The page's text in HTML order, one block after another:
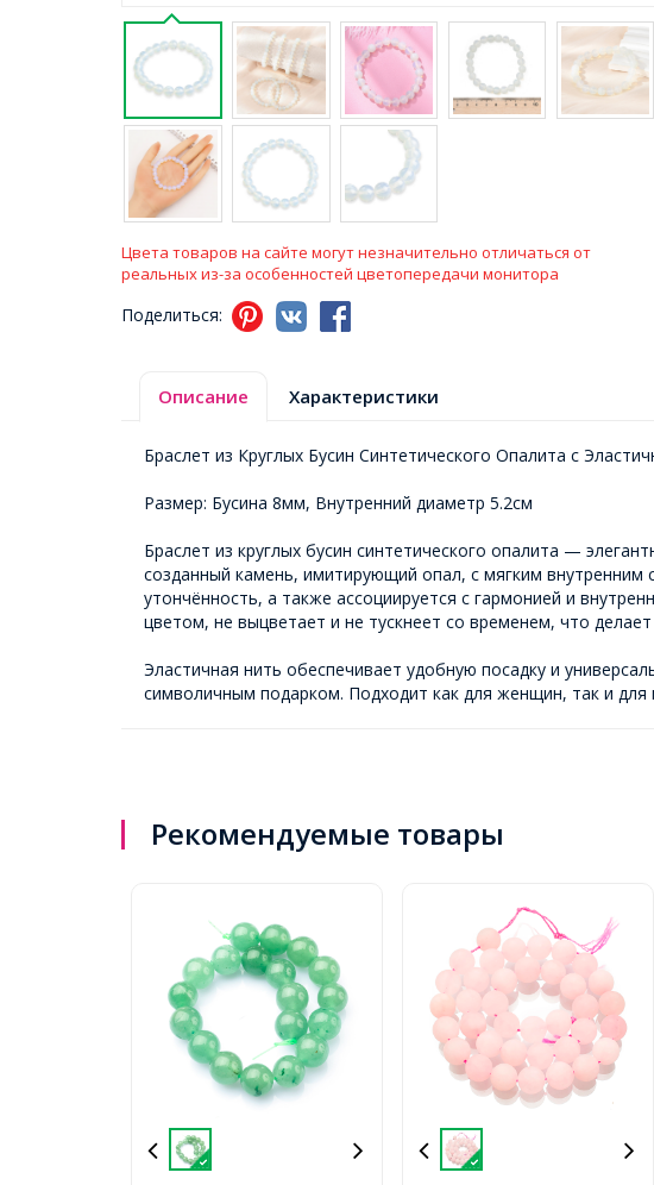
Цвета товаров на сайте могут незначительно отличаться от
реальных из-за особенностей цветопередачи монитора
Поделиться:
Описание Характеристики
Браслет из Круглых Бусин Синтетического Опалита с
Размер: Бусина 8мм, Внутренний диаметр 5.2см
Браслет из круглых бусин синтетического опалита —
созданный камень, имитирующий опал, с мягким
утончённость, а также ассоциируется с гармонией и
цветом, не выцветает и не тускнеет со временем, что
Эластичная нить обеспечивает удобную посадку и
символичным подарком. Подходит как для женщин, так и для
Рекомендуемые товары